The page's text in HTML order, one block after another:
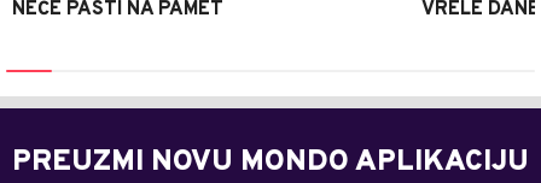
NEĆE PASTI NA PAMET
VRELE DANE
PREUZMI NOVU MONDO APLIKACIJU